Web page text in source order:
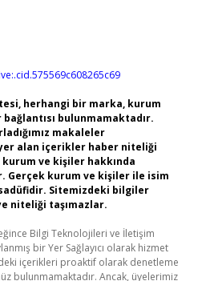
herhangi bir marka, kurum
bulunmamaktadır.
makaleler
alan içerikler haber niteliği
ve kişiler hakkında
Gerçek kurum ve kişiler ile isim
Sitemizdeki bilgiler
niteliği taşımazlar.
Bilgi Teknolojileri ve İletişim
bir Yer Sağlayıcı olarak hizmet
içerikleri proaktif olarak denetleme
bulunmamaktadır. Ancak, üyelerimiz